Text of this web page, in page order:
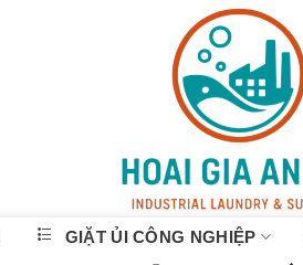
GIẶT ỦI CÔNG NGHIỆP